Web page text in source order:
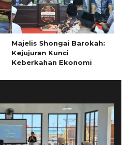
Majelis Shongai Barokah:
Kejujuran Kunci
Keberkahan Ekonomi